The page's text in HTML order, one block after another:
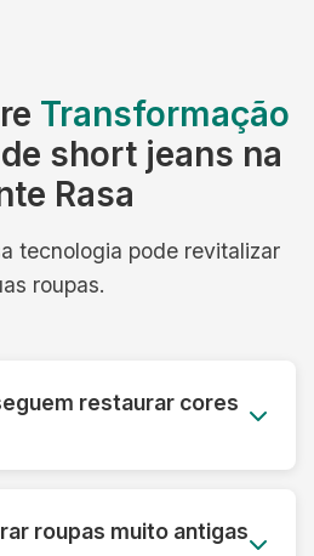
Transformação
short jeans na
Rasa
tecnologia pode revitalizar
roupas.
restaurar cores
e aplicamos tratamentos
original das cores,
roupas muito antigas